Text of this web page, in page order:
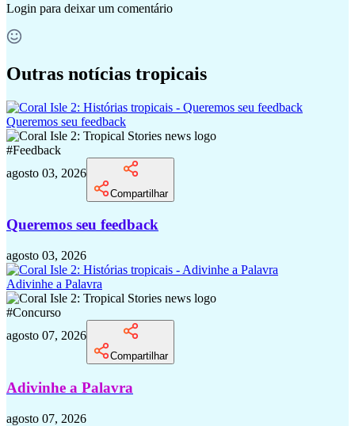
Login para deixar um comentário
Outras notícias tropicais
Queremos seu feedback
#Feedback
agosto 03, 2026
Compartilhar
Queremos seu feedback
agosto 03, 2026
Adivinhe a Palavra
#Concurso
agosto 07, 2026
Compartilhar
Adivinhe a Palavra
agosto 07, 2026